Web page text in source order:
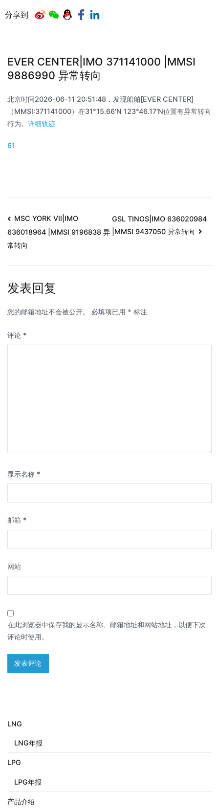
分享到
EVER CENTER|IMO 371141000 |MMSI
9886990 异常转向
北京时间2026-06-11 20:51:48，发现船舶[EVER CENTER]
（MMSI:371141000）在31°15.66'N 123°46.17'N位置有异常转向
行为。 详细轨迹
61
MSC YORK VII|IMO
636018964 |MMSI 9196838 异
常转向
GSL TINOS|IMO 636020984
|MMSI 9437050 异常转向
发表回复
您的邮箱地址不会被公开。 必填项已用 * 标注
评论 *
显示名称 *
邮箱 *
网站
在此浏览器中保存我的显示名称、邮箱地址和网站地址，以便下次
评论时使用。
LNG
LNG年报
LPG
LPG年报
产品介绍